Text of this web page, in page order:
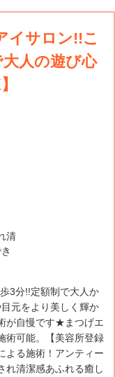
サロン!!こ
人の遊び心
清
3分!!定額制で大人か
元をより美しく輝か
が自慢です★まつげエ
術可能。【美容所登録
よる施術！アンティー
れ清潔感あふれる癒し